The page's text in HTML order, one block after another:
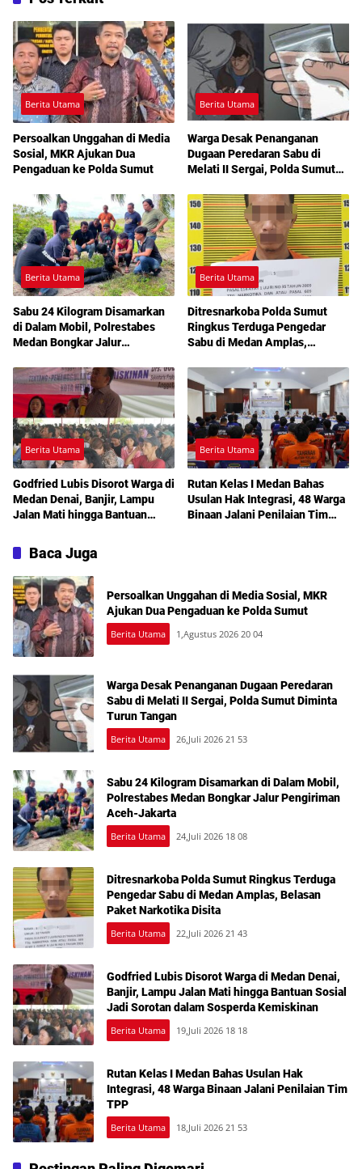
Berita Utama
Persoalkan Unggahan di Media
Sosial, MKR Ajukan Dua
Pengaduan ke Polda Sumut
Berita Utama
Warga Desak Penanganan
Dugaan Peredaran Sabu di
Melati II Sergai, Polda Sumut
Berita Utama
Sabu 24 Kilogram Disamarkan
di Dalam Mobil, Polrestabes
Medan Bongkar Jalur
Berita Utama
Ditresnarkoba Polda Sumut
Ringkus Terduga Pengedar
Sabu di Medan Amplas,
Berita Utama
Godfried Lubis Disorot Warga di
Medan Denai, Banjir, Lampu
Jalan Mati hingga Bantuan
Sosperda Kemiskinan
Berita Utama
Rutan Kelas I Medan Bahas
Usulan Hak Integrasi, 48 Warga
Binaan Jalani Penilaian Tim
Baca Juga
Persoalkan Unggahan di Media Sosial, MKR
Ajukan Dua Pengaduan ke Polda Sumut
Berita Utama 1,Agustus 2026 20 04
Warga Desak Penanganan Dugaan Peredaran
Sabu di Melati II Sergai, Polda Sumut Diminta
Turun Tangan
Berita Utama 26,Juli 2026 21 53
Sabu 24 Kilogram Disamarkan di Dalam Mobil,
Polrestabes Medan Bongkar Jalur Pengiriman
Aceh-Jakarta
Berita Utama 24,Juli 2026 18 08
Ditresnarkoba Polda Sumut Ringkus Terduga
Pengedar Sabu di Medan Amplas, Belasan
Paket Narkotika Disita
Berita Utama 22,Juli 2026 21 43
Godfried Lubis Disorot Warga di Medan Denai,
Banjir, Lampu Jalan Mati hingga Bantuan Sosial
Jadi Sorotan dalam Sosperda Kemiskinan
Berita Utama 19,Juli 2026 18 18
Rutan Kelas I Medan Bahas Usulan Hak
Integrasi, 48 Warga Binaan Jalani Penilaian Tim
TPP
Berita Utama 18,Juli 2026 21 53